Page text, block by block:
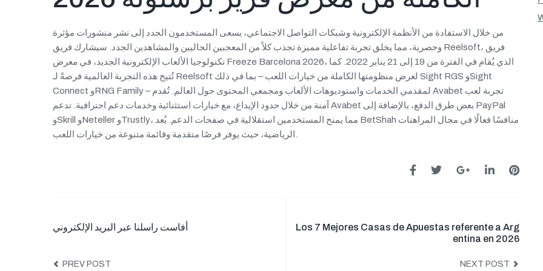
من خلال الاستفادة من الأنظمة الإلكترونية وشبكات التواصل الاجتماعي، يسعى المستخدمون الجدد إلى نشر منشورات مؤثرة
وحصرية، مما يخلق تجربة تفاعلية مميزة تجذب كلاً من المعجبين الحاليين والمشاهدين الجدد. سيشارك فريق Reelsoft، فريق
تكنولوجيا الألعاب الإلكترونية الجديد، في معرض Freeze Barcelona 2026، الذي يُقام في الفترة من 19 إلى 21 يناير 2022. كما
تُتيح هذه التجربة العالمية فرصةً لـ Reelsoft لعرض منظومتها الكاملة من خيارات اللعب – بما في ذلك Sight RGS وSight
Connect وRNG Family – لمقدمي الخدمات واستوديوهات الألعاب ومجمعي المحتوى حول العالم. تُقدم Avabet تجربة لعب
آمنة من خلال حدود الإيداع، مع خيارات استثنائية وخدمات دعم احترافية. تدعم Avabet بعض طرق الدفع، بالإضافة إلى PayPal
وSkrill وNeteller وTrustly، مما يمنح المستخدمين استقلالية في صفحات الدعم. يُعد BetShah منافسًا فعالًا في مجال المراهنات
أفاست راسلنا عبر البريد الإلكتروني
PREV POST
Los 7 Mejores Casas de Apuestas referente a Arg
entina en 2026
NEXT POST